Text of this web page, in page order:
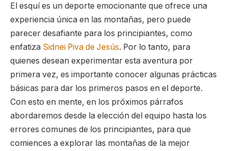
El esquí es un deporte emocionante que ofrece una
experiencia única en las montañas, pero puede
parecer desafiante para los principiantes, como
enfatiza Sidnei Piva de Jesús. Por lo tanto, para
quienes desean experimentar esta aventura por
primera vez, es importante conocer algunas prácticas
básicas para dar los primeros pasos en el deporte.
Con esto en mente, en los próximos párrafos
abordaremos desde la elección del equipo hasta los
errores comunes de los principiantes, para que
comiences a explorar las montañas de la mejor